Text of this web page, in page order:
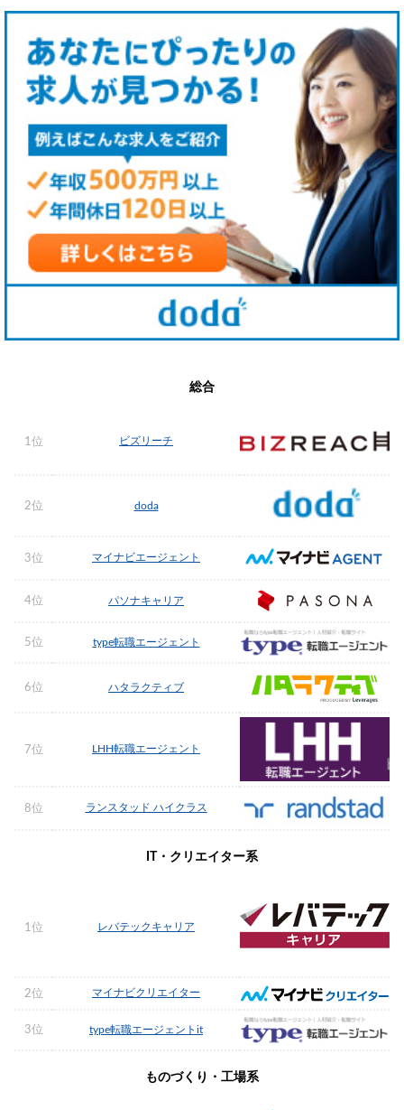
総合
1位 ビズリーチ
2位 doda
3位 マイナビエージェント
4位 パソナキャリア
5位 type転職エージェント
6位 ハタラクティブ
7位 LHH転職エージェント
8位 ランスタッド ハイクラス
IT・クリエイター系
1位 レバテックキャリア
2位 マイナビクリエイター
3位 type転職エージェントit
ものづくり・工場系